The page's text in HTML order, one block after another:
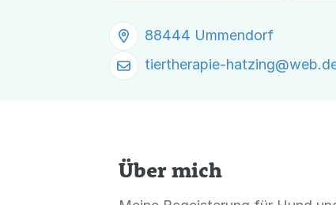
88444 Ummendorf
tiertherapie-hatzing@
Über mich